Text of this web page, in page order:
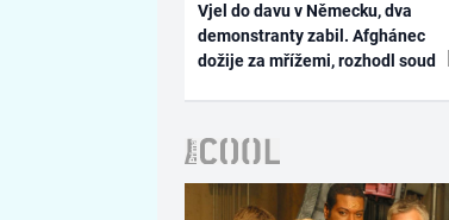
Vjel do davu v Německu, dva
demonstranty zabil. Afghánec
dožije za mřížemi, rozhodl soud